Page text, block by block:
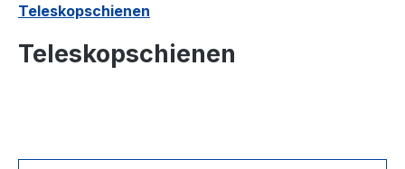
Teleskopschienen
Teleskopschienen